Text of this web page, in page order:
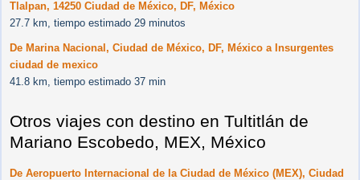
Tlalpan, 14250 Ciudad de México, DF, México
27.7 km, tiempo estimado 29 minutos
De Marina Nacional, Ciudad de México, DF, México a Insurgentes
ciudad de mexico
41.8 km, tiempo estimado 37 min
Otros viajes con destino en Tultitlán de
Mariano Escobedo, MEX, México
De Aeropuerto Internacional de la Ciudad de México (MEX), Ciudad